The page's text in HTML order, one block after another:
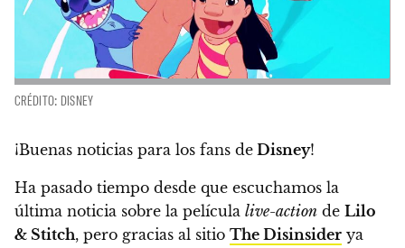
CRÉDITO: DISNEY
¡Buenas noticias para los fans de Disney!
Ha pasado tiempo desde que escuchamos la
última noticia sobre la película live-action de Lilo
& Stitch, pero gracias al sitio The Disinsider ya